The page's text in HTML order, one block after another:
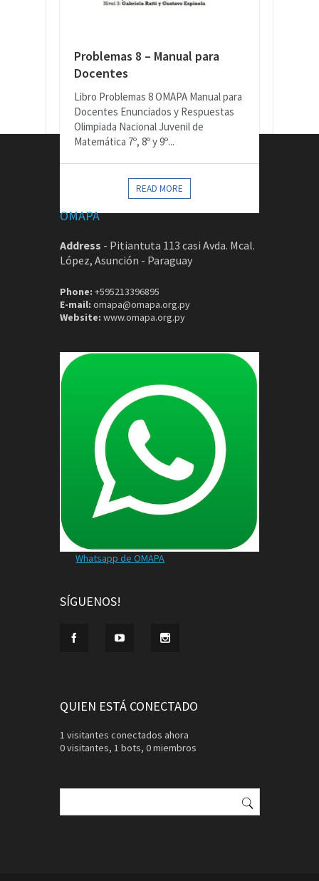
Problemas 8 – Manual para
Docentes
Libro Problemas 8 OMAPA Manual para
Docentes Enunciados y Respuestas
Olimpiada Nacional Juvenil de
Matemática 7º, 8º y 9º...
READ MORE
OMAPA
Address - Pitiantuta 113 casi Avda. Mcal.
López, Asunción - Paraguay
Phone: +595213396895
E-mail: omapa@omapa.org.py
Website: www.omapa.org.py
Whatsapp de OMAPA
SÍGUENOS!
QUIEN ESTÁ CONECTADO
1 visitantes conectados ahora
0 visitantes, 1 bots, 0 miembros
Buscar: